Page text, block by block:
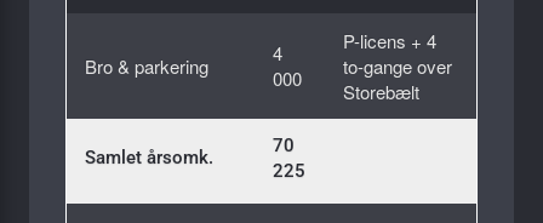
Bro & parkering
4
000
P-licens + 4
to-gange over
Storebælt
Samlet årsomk.
70
225